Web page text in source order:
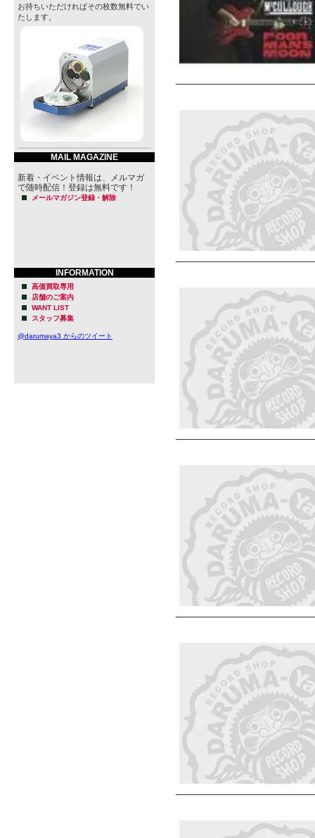
お持ちいただければその枚数無料でい
たします。
MAIL MAGAZINE
新着・イベント情報は、メルマガ
で随時配信！登録は無料です！
メールマガジン登録・解除
INFORMATION
高価買取専用
店舗のご案内
WANT LIST
スタッフ募集
@darumaya3 からのツイート